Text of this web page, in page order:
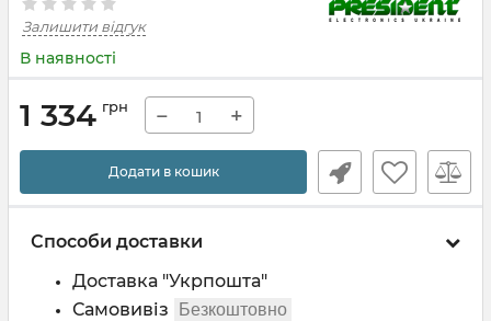
Залишити відгук
В наявності
1 334 грн − +
Додати в кошик
Способи доставки
Доставка "Укрпошта"
Самовивіз
Безкоштовно